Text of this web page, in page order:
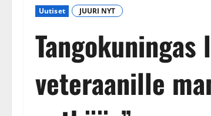
Uutiset JUURI NYT
veteraanille